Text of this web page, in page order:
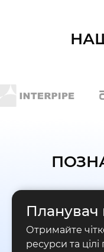
Планувач
Отримайте
ресурси та